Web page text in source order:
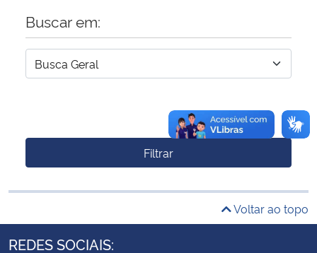
Buscar em:
Filtrar
Voltar ao topo
REDES SOCIAIS: